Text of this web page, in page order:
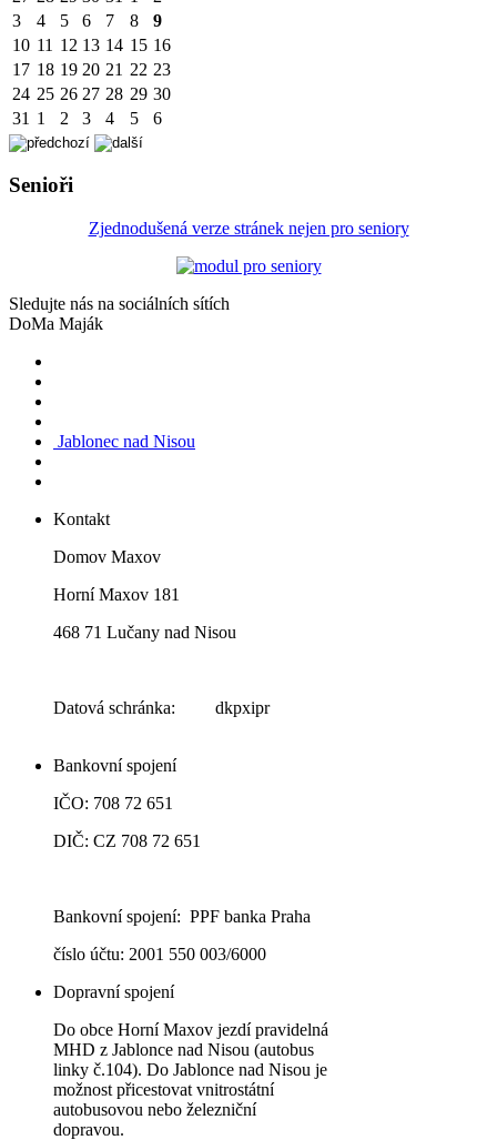
3
4 5 6 7 8
9
10 11 12 13 14 15 16
17 18 19 20 21 22 23
24 25 26 27 28 29 30
31 1 2 3 4 5 6
Senioři
Zjednodušená verze stránek nejen pro seniory
Sledujte nás na sociálních sítích
DoMa Maják
Jablonec nad Nisou
Kontakt
Domov Maxov
Horní Maxov 181
468 71 Lučany nad Nisou
Datová schránka: dkpxipr
Bankovní spojení
IČO: 708 72 651
DIČ: CZ 708 72 651
Bankovní spojení: PPF banka Praha
číslo účtu: 2001 550 003/6000
Dopravní spojení
Do obce Horní Maxov jezdí pravidelná
MHD z Jablonce nad Nisou (autobus
linky č.104). Do Jablonce nad Nisou je
možnost přicestovat vnitrostátní
autobusovou nebo železniční
dopravou.